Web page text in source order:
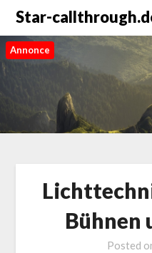
Star-
Annonce
Bühnen
Posted